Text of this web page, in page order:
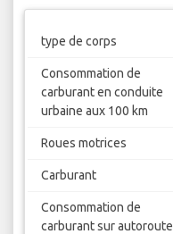
type de corps
Consommation de
carburant en conduite
urbaine aux 100 km
Roues motrices
Carburant
Consommation de
carburant sur autoroute